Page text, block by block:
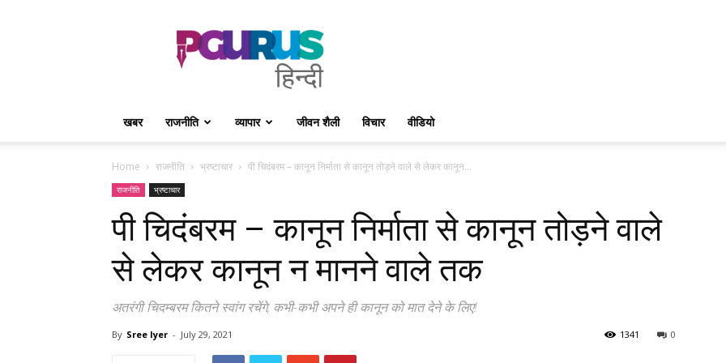
PGurus
Hindi
खबर राजनीति व्यापार जीवन शैली विचार वीडियो
Home राजनीति भ्रष्टाचार पी चिदंबरम – कानून निर्माता से कानून तोड़ने वाले से लेकर कानून...
राजनीति भ्रष्टाचार
पी चिदंबरम – कानून निर्माता से कानून तोड़ने वाले
से लेकर कानून न मानने वाले तक
अतरंगी चिदम्बरम कितने स्वांग रचेंगे, कभी-कभी अपने ही कानून को मात देने के लिए!
By Sree Iyer - July 29, 2021 0
1341